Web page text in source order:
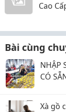
Cao
Bài cùng
NHẬP
CÓ
Xà gồ